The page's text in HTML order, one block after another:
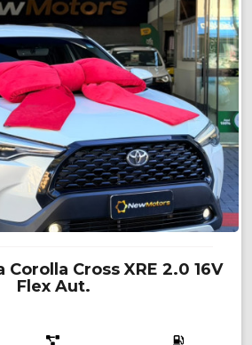
Cross XRE 2.0 16V
Flex Aut.